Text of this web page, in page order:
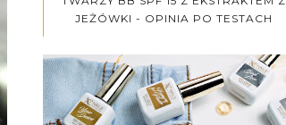
JEŻÓWKI - OPINIA PO TESTACH